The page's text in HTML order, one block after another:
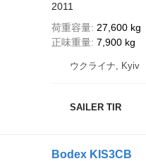
2011
荷重容量 27,600 kg
正味重量 7,900 kg
ウクライナ, Kyiv
SAILER TIR
Bodex KIS3CB